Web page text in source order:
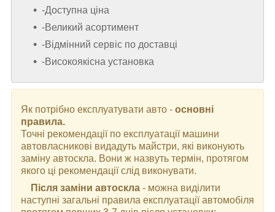
-Доступна ціна
-Великий асортимент
-Відмінний сервіс по доставці
-Високоякісна установка
Як потрібно експлуатувати авто - основні
правила.
Точні рекомендації по експлуатації машини
автовласникові видадуть майстри, які виконують
заміну автоскла. Вони ж назвуть термін, протягом
якого ці рекомендації слід виконувати.
Після заміни автоскла - можна виділити
наступні загальні правила експлуатації автомобіля